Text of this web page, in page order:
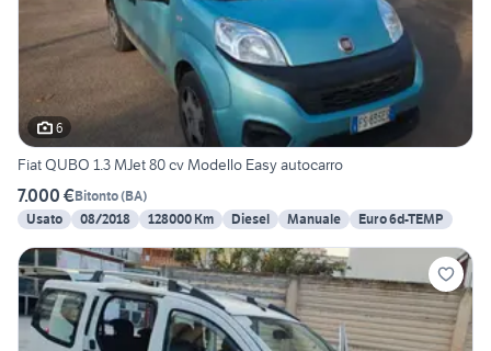
6
Fiat QUBO 1.3 MJet 80 cv Modello Easy autocarro
7.000 €Bitonto(BA)
Usato
08/2018 128000 Km Diesel Manuale Euro 6d-TEMP